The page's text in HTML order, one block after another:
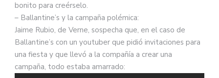
bonito para creérselo.
– Ballantine’s y la campaña polémica:
Jaime Rubio, de Verne, sospecha que, en el caso de
Ballantine’s con un youtuber que pidió invitaciones para
una fiesta y que llevó a la compañía a crear una
campaña, todo estaba amarrado: